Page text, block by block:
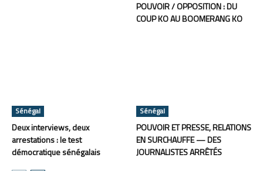
POUVOIR / OPPOSITION : DU
COUP KO AU BOOMERANG KO
Sénégal
Deux interviews, deux
arrestations : le test
démocratique sénégalais
Sénégal
POUVOIR ET PRESSE, RELATIONS
EN SURCHAUFFE — DES
JOURNALISTES ARRÊTÉS